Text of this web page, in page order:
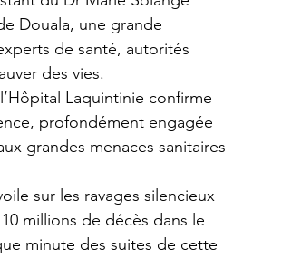
Douala, une grande
de santé, autorités
des vies.
Laquintinie confirme
profondément engagée
grandes menaces sanitaires
sur les ravages silencieux
millions de décès dans le
minute des suites de cette